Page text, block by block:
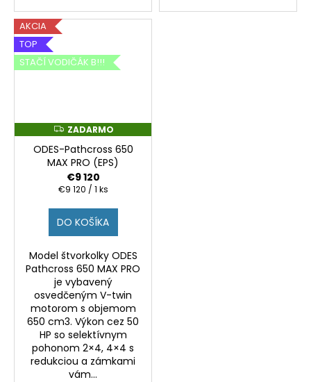
AKCIA
TOP
STAČÍ VODIČÁK B!!!
Z
A
D
A
R
M
O
ZADARMO
ODES-Pathcross 650
MAX PRO (EPS)
€9 120
Jednotková
€9 120 / 1 ks
DO KOŠÍKA
Model štvorkolky ODES
Pathcross 650 MAX PRO
je vybavený
osvedčeným V-twin
motorom s objemom
650 cm3. Výkon cez 50
HP so selektívnym
pohonom 2×4, 4×4 s
redukciou a zámkami
vám...